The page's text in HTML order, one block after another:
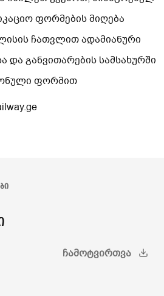
ფორმების მიღება
ჩათვლით ადამიანური
და განვითარების სამსახურში
ფორმით
ᲩᲐᲛᲝᲢᲕᲘᲠᲗᲕᲐ